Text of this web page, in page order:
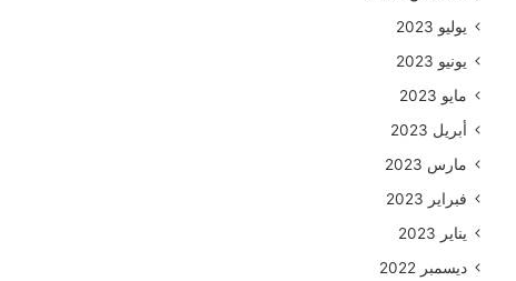
يوليو 2023
يونيو 2023
مايو 2023
أبريل 2023
مارس 2023
فبراير 2023
يناير 2023
ديسمبر 2022